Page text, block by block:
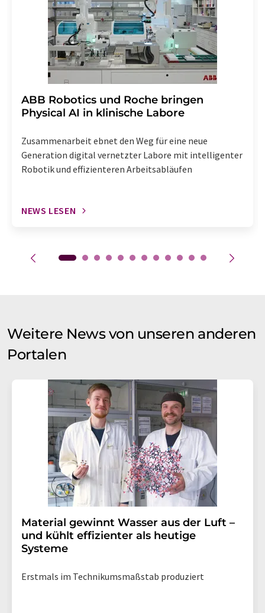
Abbestellung des entsprechenden Newsletters
enthalten.
​​​​​​​ABB Robotics und Roche bringen
Physical AI in klinische Labore
Zusammenarbeit ebnet den Weg für eine neue
Generation digital vernetzter Labore mit intelligenter
Robotik und effizienteren Arbeitsabläufen
NEWS LESEN
Weitere News von unseren anderen
Portalen
Material gewinnt Wasser aus der Luft –
und kühlt effizienter als heutige
Systeme
Erstmals im Technikumsmaßstab produziert